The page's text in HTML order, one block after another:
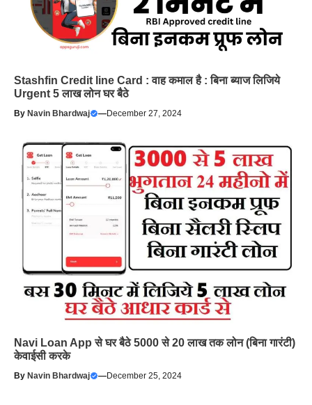
Stashfin Credit line Card : वाह कमाल है : बिना ब्याज लिजिये
Urgent 5 लाख लोन घर बैठे
By Navin Bhardwaj —December 27, 2024
Navi Loan App से घर बैठे 5000 से 20 लाख तक लोन (बिना गारंटी)
केवाईसी करके
By Navin Bhardwaj —December 25, 2024